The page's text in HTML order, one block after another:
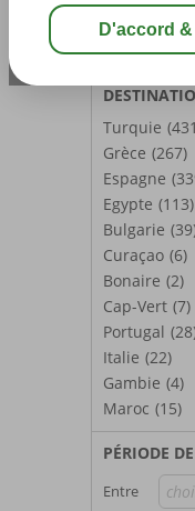
Chambre 1:
Turquie
Grèce (267)
Espagne
Egypte (113)
Bulgarie
Curaçao (6)
Bonaire (2)
Cap-Vert (7)
Portugal
Italie (22)
Gambie (4)
Maroc (15)
PÉRIODE
Entre